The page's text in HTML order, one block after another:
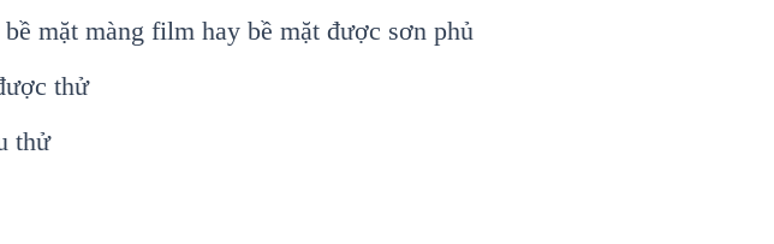
mặt màng film hay bề mặt được sơn phủ
thử
thử